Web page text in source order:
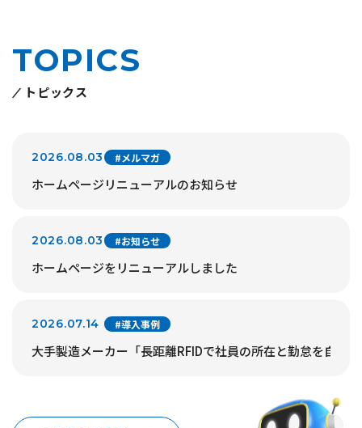
TOPICS
トピックス
2026.08.03 #メルマガ
ホームページリニューアルのお知らせ
2026.08.03 #お知らせ
ホームページをリニューアルしました
2026.07.14 #導入事例
大手製造メーカー「長距離RFIDで社員の所在と勤怠を自動